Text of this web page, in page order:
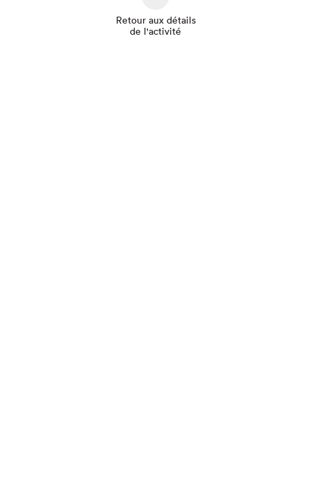
Retour aux détails
de l'activité